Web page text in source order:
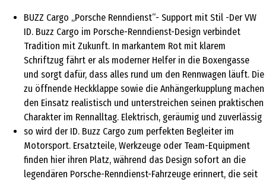
BUZZ Cargo „Porsche Renndienst“- Support mit Stil -Der VW
ID. Buzz Cargo im Porsche-Renndienst-Design verbindet
Tradition mit Zukunft. In markantem Rot mit klarem
Schriftzug fährt er als moderner Helfer in die Boxengasse
und sorgt dafür, dass alles rund um den Rennwagen läuft. Die
zu öffnende Heckklappe sowie die Anhängerkupplung machen
den Einsatz realistisch und unterstreichen seinen praktischen
Charakter im Rennalltag. Elektrisch, geräumig und zuverlässig
so wird der ID. Buzz Cargo zum perfekten Begleiter im
Motorsport. Ersatzteile, Werkzeuge oder Team-Equipment
finden hier ihren Platz, während das Design sofort an die
legendären Porsche-Renndienst-Fahrzeuge erinnert, die seit